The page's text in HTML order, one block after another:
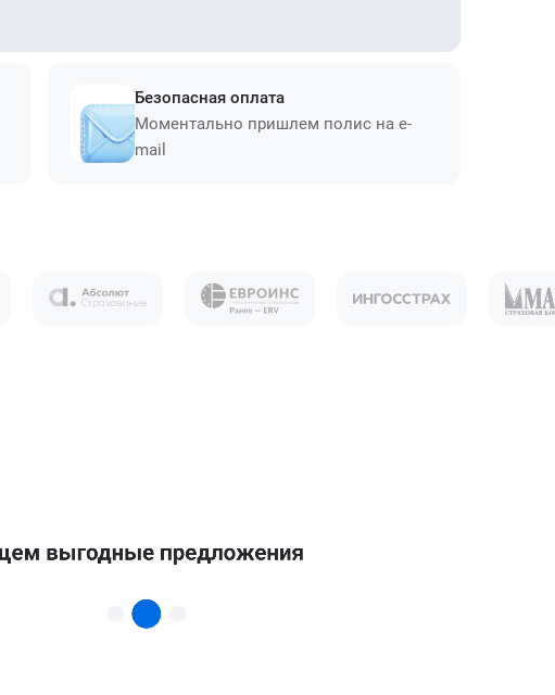
Безопасная оплата
Моментально пришлем полис на e-
mail